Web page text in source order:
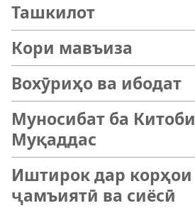
Ташкилот
Кори мавъиза
Вохӯриҳо ва ибодат
Муносибат ба Китоби
Муқаддас
Иштирок дар корҳои
ҷамъиятӣ ва сиёсӣ